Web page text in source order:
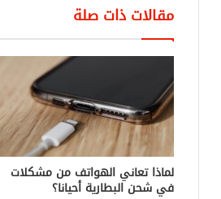
مقالات ذات صلة
لماذا تعاني الهواتف من مشكلات
في شحن البطارية أحيانا؟